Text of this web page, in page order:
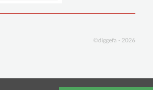
©diggefa - 2026